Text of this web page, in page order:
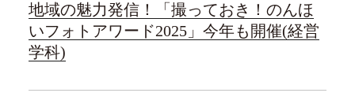
地域の魅力発信！「撮っておき！のんほ
いフォトアワード2025」今年も開催(経営
学科)